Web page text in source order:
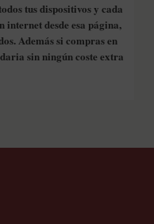
tus dispositivos y cada
internet desde esa página,
Además si compras en
sin ningún coste extra